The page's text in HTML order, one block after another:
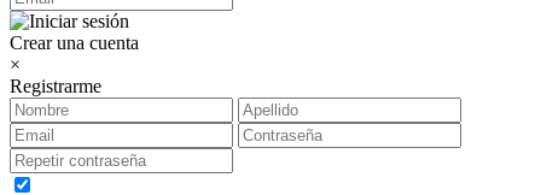
Crear una cuenta
×
Registrarme